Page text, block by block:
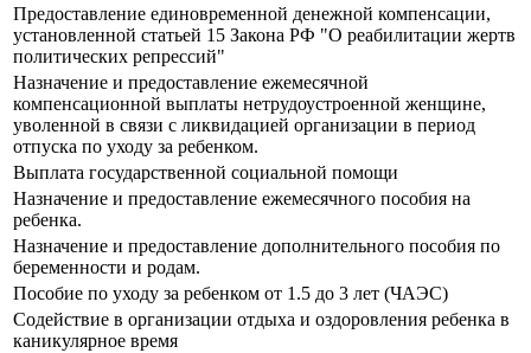
Предоставление единовременной денежной компенсации,
установленной статьей 15 Закона РФ "О реабилитации жертв
политических репрессий"
Назначение и предоставление ежемесячной
компенсационной выплаты нетрудоустроенной женщине,
уволенной в связи с ликвидацией организации в период
отпуска по уходу за ребенком.
Выплата государственной социальной помощи
Назначение и предоставление ежемесячного пособия на
ребенка.
Назначение и предоставление дополнительного пособия по
беременности и родам.
Пособие по уходу за ребенком от 1.5 до 3 лет (ЧАЭС)
Содействие в организации отдыха и оздоровления ребенка в
каникулярное время